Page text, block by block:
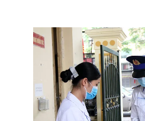
Thị trường 24h
VTV9